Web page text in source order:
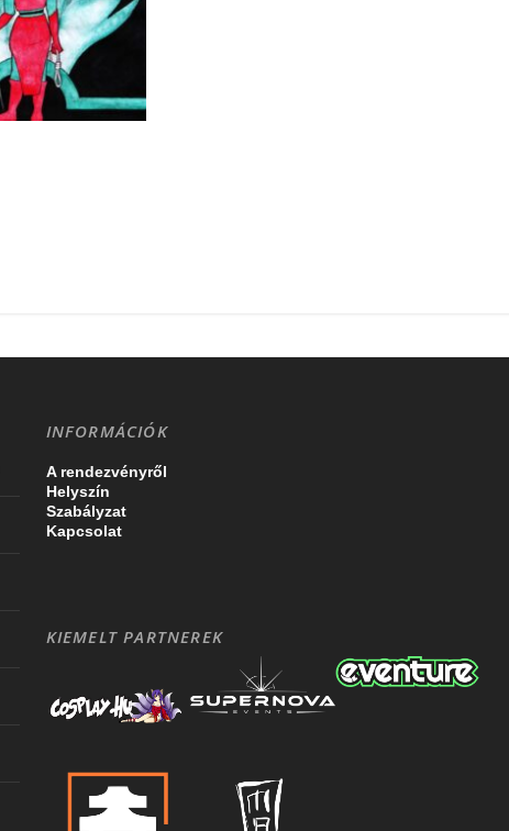
INFORMÁCIÓK
A rendezvényről
Helyszín
Szabályzat
Kapcsolat
KIEMELT PARTNEREK